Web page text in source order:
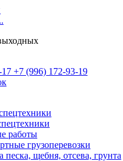
17 +7 (996) 172-93-19
работы
грузоперевозки
песка, щебня, отсева, грунта